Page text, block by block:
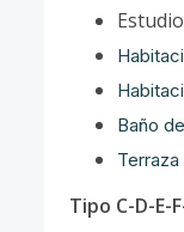
Estudio
Baño
Terraza
Tipo C-D-E-